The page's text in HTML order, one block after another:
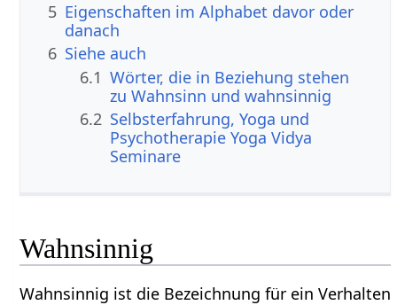
5 Eigenschaften im Alphabet davor oder
danach
6 Siehe auch
6.1 Wörter, die in Beziehung stehen
zu Wahnsinn und wahnsinnig
6.2 Selbsterfahrung, Yoga und
Psychotherapie Yoga Vidya
Seminare
Wahnsinnig
Wahnsinnig ist die Bezeichnung für ein Verhalten